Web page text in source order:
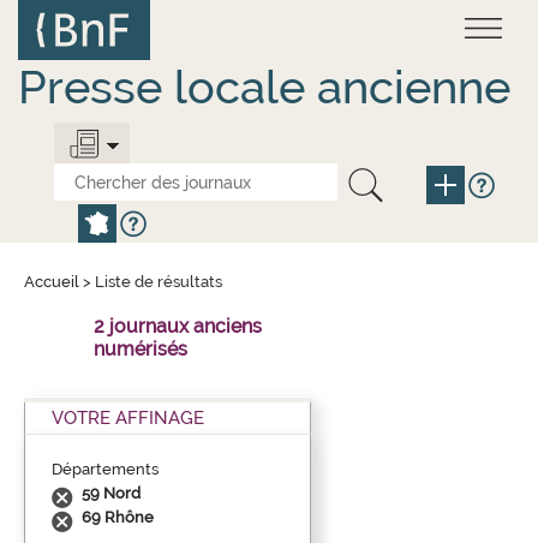
contenu
principal
Presse locale ancienne
Accueil > Liste de résultats
2 journaux anciens
numérisés
VOTRE AFFINAGE
Départements
59 Nord
69 Rhône
Panneau de gestion des cookies